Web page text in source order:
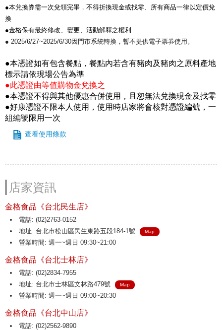
●本兌換券需一次兌領完畢，不得折換現金或找零、所有商品一律以定價兌
換
●金格保有最終修改、變更、活動解釋之權利
● 2025/6/27~2025/6/30因門市系統轉換，暫不提供電子票券使用。
●本憑證如有包含餐點，餐點內若含有豬肉及豬肉之原料產地
標示請依現場公告為準
●此憑證由等值購物金兌換之
●本憑證不得與其他優惠合併使用，且恕無法兌換現金及找零
●好康憑證不限本人使用，使用時店家將會核對憑證編號，一
組編號限用一次
查看使用條款
店家資訊
金格食品《台北民生店》
電話: (02)2763-0152
地址: 台北市松山區民生東路五段184-1號
Map
營業時間: 週一~週日 09:30~21:00
金格食品《台北士林店》
電話: (02)2834-7955
地址: 台北市士林區文林路479號
Map
營業時間: 週一~週日 09:00~20:30
金格食品《台北中山店》
電話: (02)2562-9890